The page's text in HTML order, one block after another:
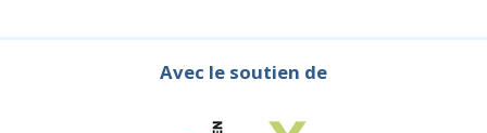
Avec le soutien de